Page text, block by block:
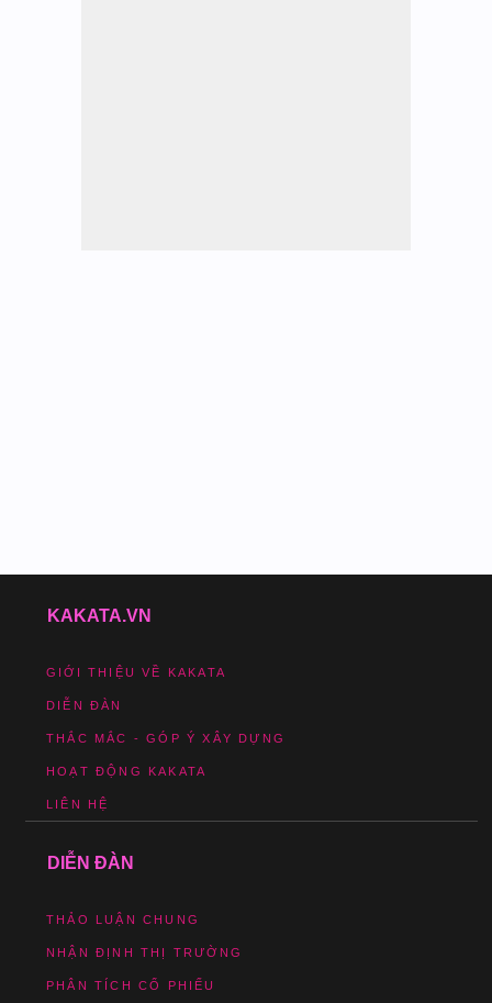
KAKATA.VN
GIỚI THIỆU VỀ KAKATA
DIỄN ĐÀN
THẮC MẮC - GÓP Ý XÂY DỰNG
HOẠT ĐỘNG KAKATA
LIÊN HỆ
DIỄN ĐÀN
THẢO LUẬN CHUNG
NHẬN ĐỊNH THỊ TRƯỜNG
PHÂN TÍCH CỔ PHIẾU